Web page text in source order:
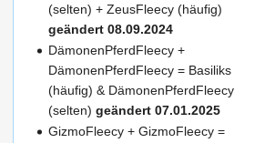
(selten) + ZeusFleecy (häufig)
geändert 08.09.2024
DämonenPferdFleecy +
DämonenPferdFleecy = Basiliks
(häufig) & DämonenPferdFleecy
(selten)geändert 07.01.2025
GizmoFleecy + GizmoFleecy =